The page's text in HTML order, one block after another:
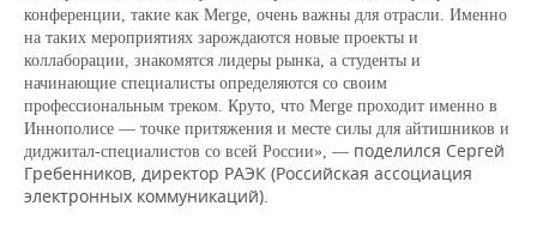
ФИГУРНОЕ КАТАНИЕ
ВОДНЫЕ ВИДЫ СПОРТА
ХОККЕЙ С МЯЧОМ
МЕДИЦИНА
ОБРАЗОВАНИЕ
ПРОИСШЕСТВИЯ
конференции, такие как Merge, очень важны для отрасли. Именно
на таких мероприятиях зарождаются новые проекты и
коллаборации, знакомятся лидеры рынка, а студенты и
начинающие специалисты определяются со своим
профессиональным треком. Круто, что Merge проходит именно в
Иннополисе — точке притяжения и месте силы для айтишников и
диджитал-специалистов со всей России», — поделился Сергей
Гребенников, директор РАЭК (Российская ассоциация
электронных коммуникаций).